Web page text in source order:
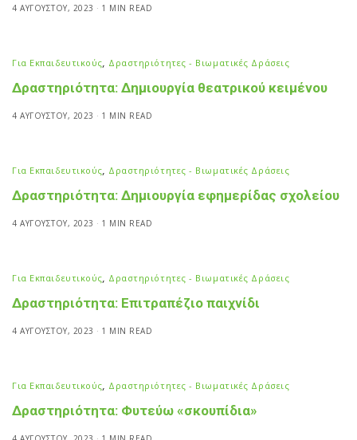
4 ΑΥΓΟΎΣΤΟΥ, 2023 1 MIN READ
Για Εκπαιδευτικούς, Δραστηριότητες - Βιωματικές Δράσεις
Δραστηριότητα: Δημιουργία θεατρικού κειμένου
4 ΑΥΓΟΎΣΤΟΥ, 2023 1 MIN READ
Για Εκπαιδευτικούς, Δραστηριότητες - Βιωματικές Δράσεις
Δραστηριότητα: Δημιουργία εφημερίδας σχολείου
4 ΑΥΓΟΎΣΤΟΥ, 2023 1 MIN READ
Για Εκπαιδευτικούς, Δραστηριότητες - Βιωματικές Δράσεις
Δραστηριότητα: Επιτραπέζιο παιχνίδι
4 ΑΥΓΟΎΣΤΟΥ, 2023 1 MIN READ
Για Εκπαιδευτικούς, Δραστηριότητες - Βιωματικές Δράσεις
Δραστηριότητα: Φυτεύω «σκουπίδια»